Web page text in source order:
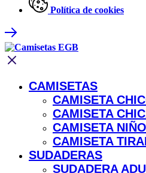
Política de cookies
CAMISETAS
CAMISETA
CAMISETA
CAMISETA NIÑO
CAMISETA
SUDADERAS
SUDADERA